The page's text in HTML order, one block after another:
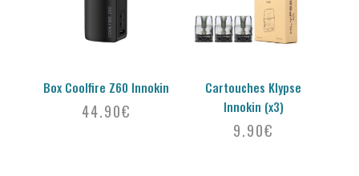
Box Coolfire Z60 Innokin
44.90€
Cartouches Klypse
Innokin (x3)
9.90€